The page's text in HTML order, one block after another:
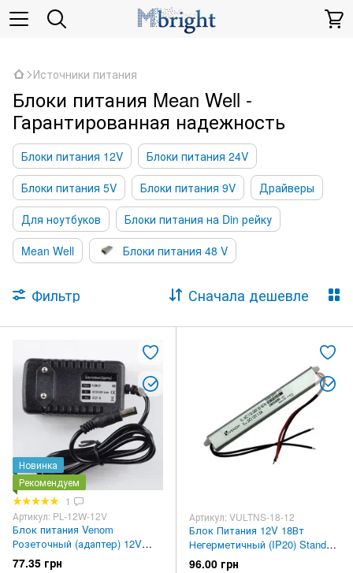
Источники питания
Блоки питания Mean Well -
Гарантированная надежность
Блоки питания 12V
Блоки питания 24V
Блоки питания 5V
Блоки питания 9V
Драйверы
Для ноутбуков
Блоки питания на Din рейку
Mean Well
Блоки питания 48 V
Фильтр Сначала дешевле
Новинка
Рекомендуем
1
Артикул: PL-12W-12V
Блок питания Venom
Розеточный (адаптер) 12V
12Вт
77.35 грн
Артикул: VULTNS-18-12
Блок Питания 12V 18Вт
Негерметичный (IP20) Standart
Ultra slim
96.00 грн